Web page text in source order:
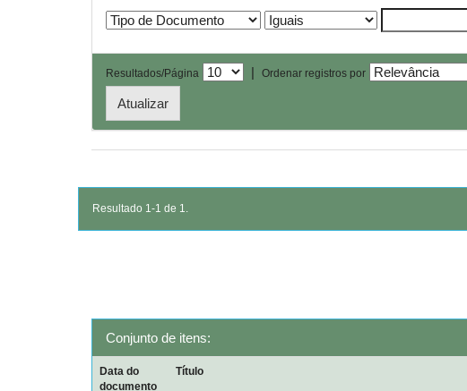
Resultados/Página | Ordenar registros por
Resultado 1-1 de 1.
Conjunto de itens:
Data do
documento
Título